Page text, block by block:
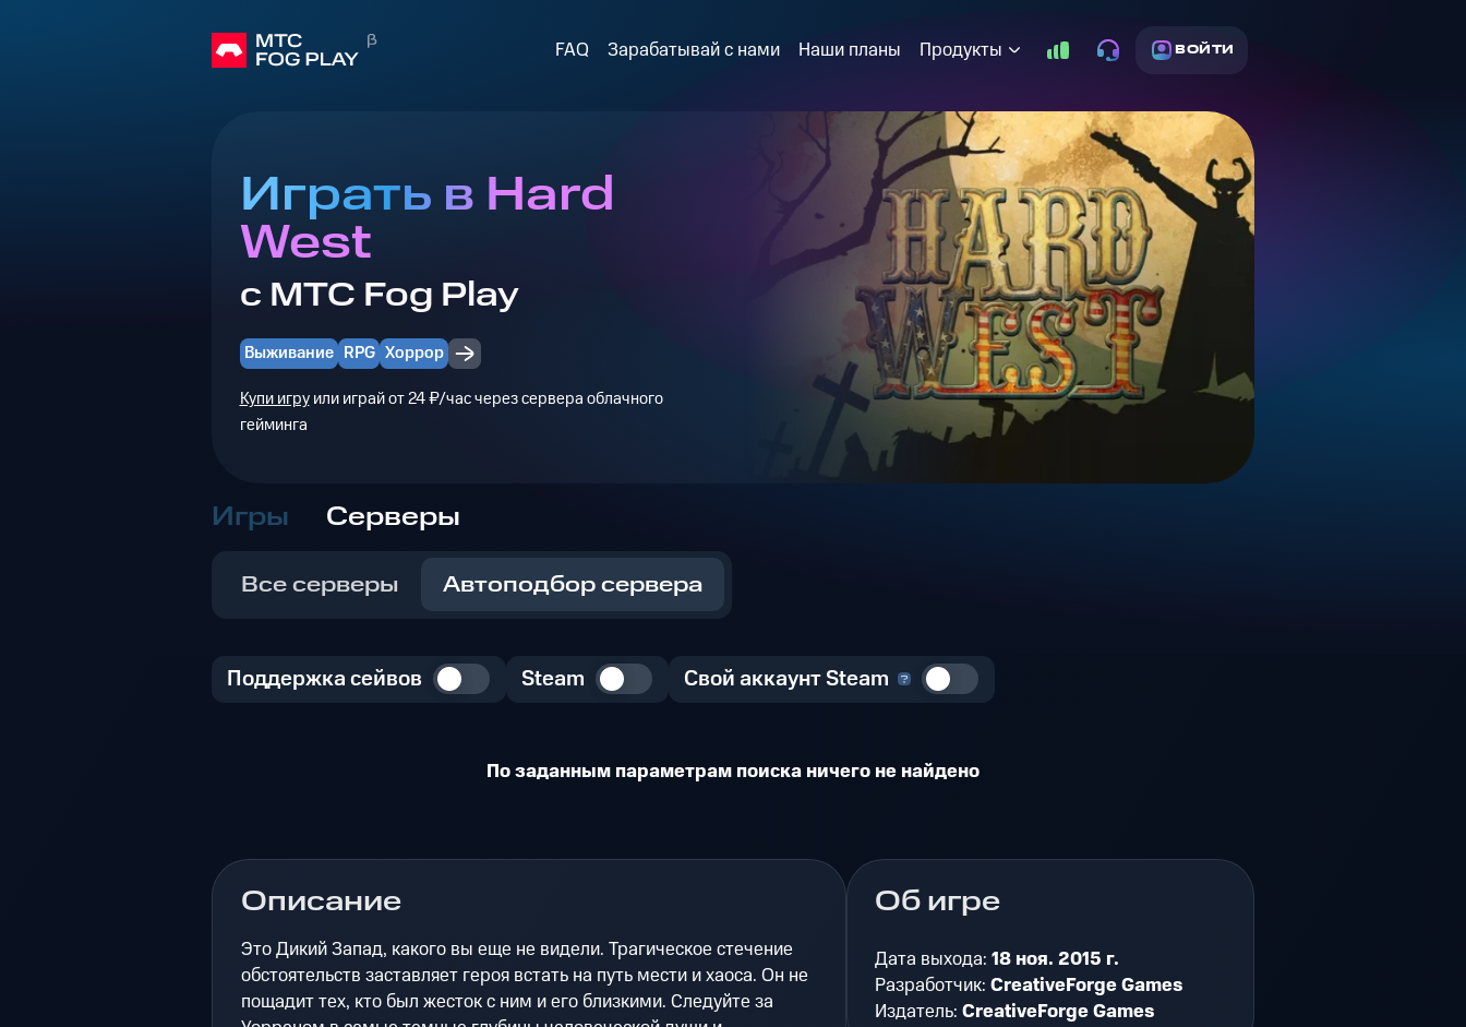
FAQ Зарабатывай с нами Наши планы Продукты ВОЙТИ
Играть в Hard
West
с МТС Fog Play
Выживание RPG Хоррор
Купи игруили играй от 24 ₽/час через сервера облачного
гейминга
Игры Серверы
Все серверы Автоподбор сервера
Поддержка сейвов Steam Свой аккаунт Steam
По заданным параметрам поиска ничего не найдено
Описание
Это Дикий Запад, какого вы еще не видели. Трагическое стечение
обстоятельств заставляет героя встать на путь мести и хаоса. Он не
пощадит тех, кто был жесток с ним и его близкими. Следуйте за
Об игре
Дата выхода:18 ноя. 2015 г.
Разработчик:CreativeForge Games
Издатель:CreativeForge Games